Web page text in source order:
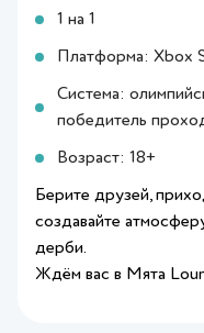
1 на 1
Платформа: Xbox
Система:
победитель
Возраст: 18+
Берите друзей,
создавайте
дерби.
Ждём вас в Мята